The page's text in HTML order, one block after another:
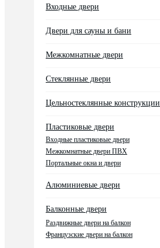
Входные двери
Двери для сауны и бани
Межкомнатные двери
Стеклянные двери
Цельностеклянные конструкции
Пластиковые двери
Входные пластиковые двери
Межкомнатные двери ПВХ
Портальные окна и двери
Алюминиевые двери
Балконные двери
Раздвижные двери на балкон
Французские двери на балкон